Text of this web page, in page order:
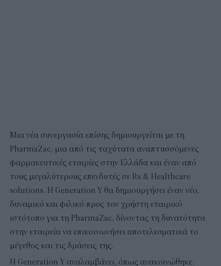
Μια νέα συνεργασία επίσης δημιουργείται με τη
PharmaZac, μια από τις ταχύτατα αναπτυσσόμενες
φαρμακευτικές εταιρίες στην Ελλάδα και έναν από
τους μεγαλύτερους επενδυτές σε Rx & Healthcare
solutions. Η Generation Y θα δημιουργήσει έναν νέο,
δυναμικό και φιλικό προς τον χρήστη εταιρικό
ιστότοπο για τη PharmaZac, δίνοντας τη δυνατότητα
στην εταιρεία να επικοινωνήσει αποτελεσματικά το
μέγεθος και τις δράσεις της.
Η Generation Y αναλαμβάνει, όπως ανακοινώθηκε,